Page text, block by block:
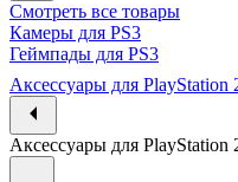
Смотреть все товары
Камеры для PS3
Геймпады для PS3
Аксессуары для PlayStation
Аксессуары для PlayStation